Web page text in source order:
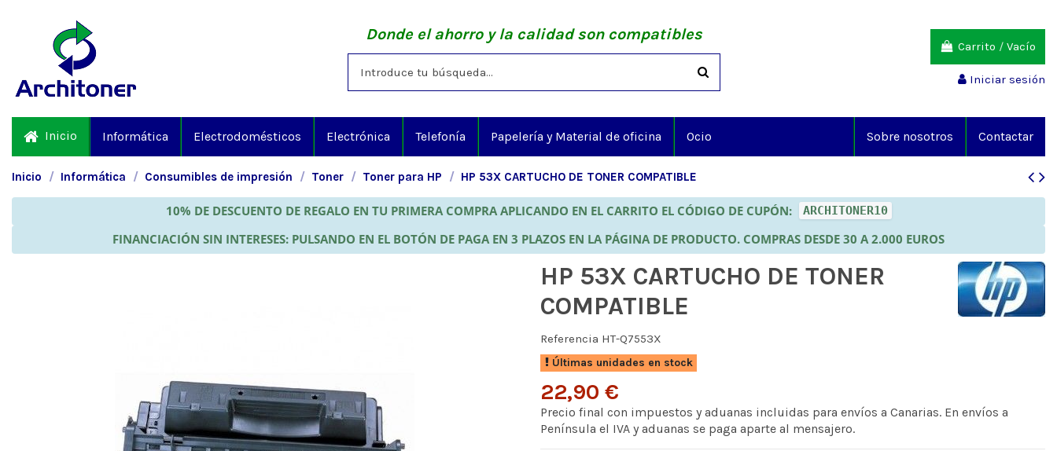
Donde el ahorro y la calidad son compatibles
Carrito / Vacío
Iniciar sesión
Inicio Informática Electrodomésticos Electrónica Telefonía Papelería y Material de oficina Ocio Contactar
Sobre nosotros
Inicio Informática Consumibles de impresión Toner Toner para HP HP 53X CARTUCHO DE TONER COMPATIBLE
10% DE DESCUENTO DE REGALO EN TU PRIMERA COMPRA APLICANDO EN EL CARRITO EL CÓDIGO DE CUPÓN: ARCHITONER10
FINANCIACIÓN SIN INTERESES: PULSANDO EN EL BOTÓN DE PAGA EN 3 PLAZOS EN LA PÁGINA DE PRODUCTO. COMPRAS DESDE 30 A 2.000 EUROS
HP 53X CARTUCHO DE TONER
COMPATIBLE
Referencia HT-Q7553X
Últimas unidades en stock
22,90 €
Precio final con impuestos y aduanas incluidas para envíos a Canarias. En envíos a
Península el IVA y aduanas se paga aparte al mensajero.